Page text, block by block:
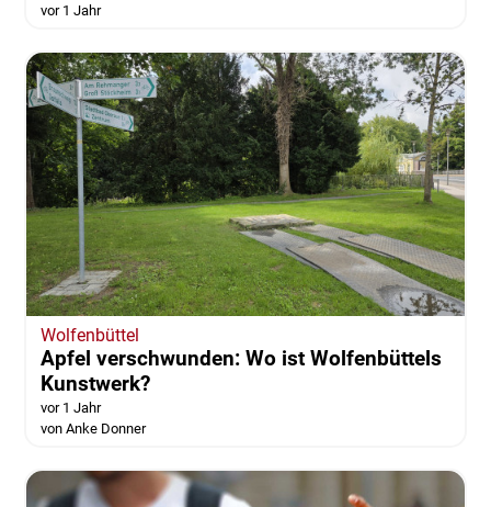
vor 1 Jahr
Wolfenbüttel
Apfel verschwunden: Wo ist Wolfenbüttels
Kunstwerk?
vor 1 Jahr
von Anke Donner